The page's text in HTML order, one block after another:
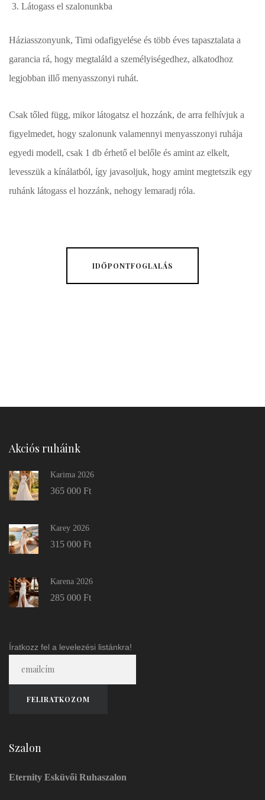
Látogass el szalonunkba
Háziasszonyunk, Timi odafigyelése és több éves tapasztalata a
garancia rá, hogy megtaláld a személyiségedhez, alkatodhoz
legjobban illő menyasszonyi ruhát.
Csak tőled függ, mikor látogatsz el hozzánk, de arra felhívjuk a
figyelmedet, hogy szalonunk valamennyi menyasszonyi ruhája
egyedi modell, csak 1 db érhető el belőle és amint az elkelt,
levesszük a kínálatból, így javasoljuk, hogy amint megtetszik egy
ruhánk látogass el hozzánk, nehogy lemaradj róla.
IDŐPONTFOGLALÁS
Akciós ruháink
Karima 2026
365 000 Ft
Karey 2026
315 000 Ft
Karena 2026
285 000 Ft
Íratkozz fel a levelezési listánkra!
Szalon
Eternity Esküvői Ruhaszalon